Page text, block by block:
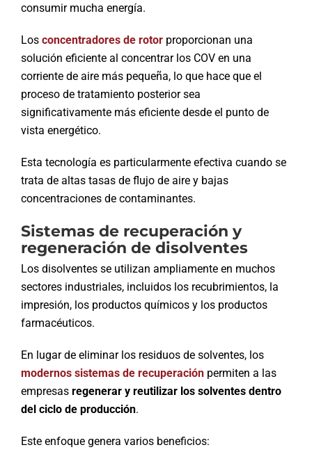
consumir mucha energía.
Los concentradores de rotorproporcionan una
solución eficiente al concentrar los COV en una
corriente de aire más pequeña, lo que hace que el
proceso de tratamiento posterior sea
significativamente más eficiente desde el punto de
vista energético.
Esta tecnología es particularmente efectiva cuando se
trata de altas tasas de flujo de aire y bajas
concentraciones de contaminantes.
Sistemas de recuperación y
regeneración de disolventes
Los disolventes se utilizan ampliamente en muchos
sectores industriales, incluidos los recubrimientos, la
impresión, los productos químicos y los productos
farmacéuticos.
En lugar de eliminar los residuos de solventes, los
modernos sistemas de recuperaciónpermiten a las
empresas regenerar y reutilizar los solventes dentro
del ciclo de producción.
Este enfoque genera varios beneficios: